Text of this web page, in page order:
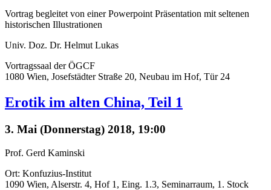
Vortrag begleitet von einer Powerpoint Präsentation mit seltenen
historischen Illustrationen
Univ. Doz. Dr. Helmut Lukas
Vortragssaal der ÖGCF
1080 Wien, Josefstädter Straße 20, Neubau im Hof, Tür 24
Erotik im alten China, Teil 1
3. Mai (Donnerstag) 2018, 19:00
Prof. Gerd Kaminski
Ort: Konfuzius-Institut
1090 Wien, Alserstr. 4, Hof 1, Eing. 1.3, Seminarraum, 1. Stock